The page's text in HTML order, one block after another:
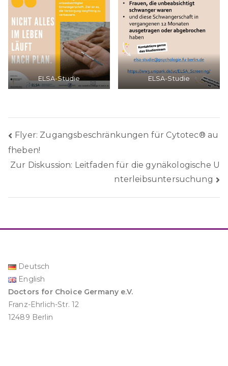
ELSA-Studie ELSA-Studie
Beitragsnavigation
Flyer: Zugangsbeschränkungen für Cytotec® au
fheben!
Zur Diskussion: Leitfaden für die gynäkologische U
nterleibsuntersuchung
Deutsch
English
Doctors for Choice Germany e.V.
Franz-Ehrlich-Str. 12
12489 Berlin